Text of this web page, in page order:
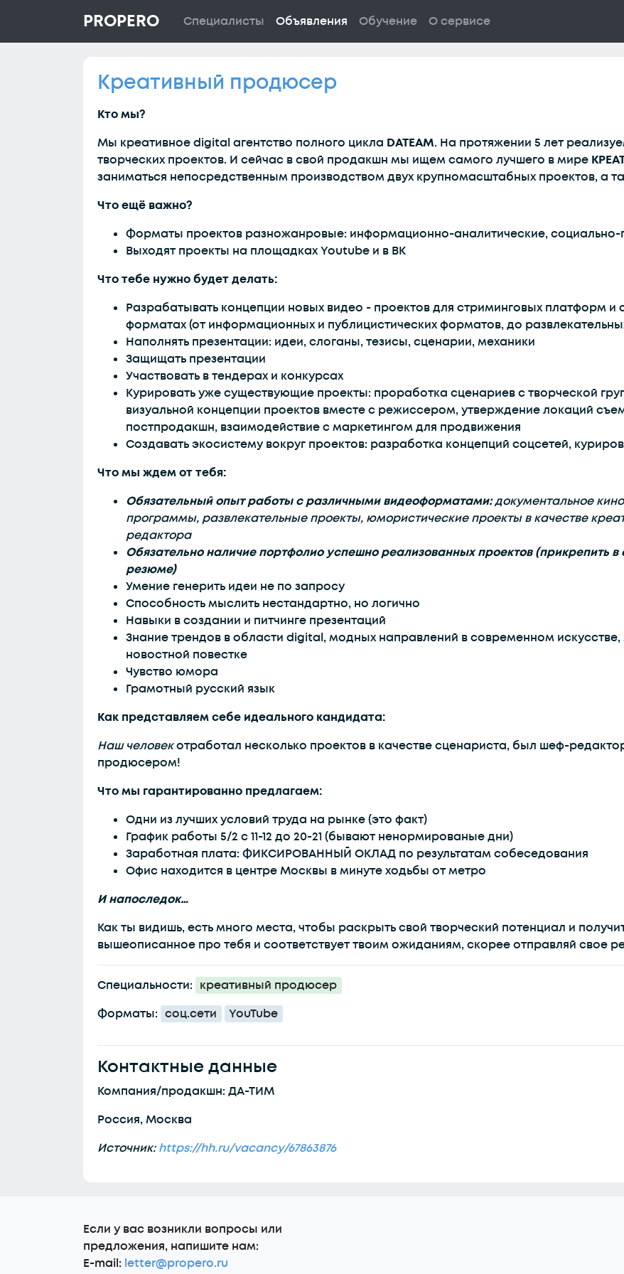
PROPERO Специалисты Объявления Обучение О сервисе
Креативный продюсер
Кто мы?
Мы креативное digital агентство полного цикла DATEAM. На протяжении 5 лет
творческих проектов. И сейчас в свой продакшн мы ищем самого лучшего в мире
заниматься непосредственным производством двух крупномасштабных проектов, а
Что ещё важно?
Форматы проектов разножанровые: информационно-аналитические, социально-
Выходят проекты на площадках Youtube и в ВК
Что тебе нужно будет делать:
Разрабатывать концепции новых видео - проектов для стриминговых платформ и
форматах (от информационных и публицистических форматов, до
Наполнять презентации: идеи, слоганы, тезисы, сценарии, механики
Защищать презентации
Участвовать в тендерах и конкурсах
Курировать уже существующие проекты: проработка сценариев с творческой
визуальной концепции проектов вместе с режиссером, утверждение локаций
постпродакшн, взаимодействие с маркетингом для продвижения
Создавать экосистему вокруг проектов: разработка концепций соцсетей,
Что мы ждем от тебя:
Обязательный опыт работы с различными видеоформатами:документальное
программы, развлекательные проекты, юмористические проекты в качестве
редактора
Обязательно наличие портфолио успешно реализованных проектов (прикрепить
резюме)
Умение генерить идеи не по запросу
Способность мыслить нестандартно, но логично
Навыки в создании и питчинге презентаций
Знание трендов в области digital, модных направлений в современном
новостной повестке
Чувство юмора
Грамотный русский язык
Как представляем себе идеального кандидата:
Наш человекотработал несколько проектов в качестве сценариста, был шеф-
продюсером!
Что мы гарантированно предлагаем:
Одни из лучших условий труда на рынке (это факт)
График работы 5/2 с 11-12 до 20-21 (бывают ненормированые дни)
Заработная плата: ФИКСИРОВАННЫЙ ОКЛАД по результатам собеседования
Офис находится в центре Москвы в минуте ходьбы от метро
И напоследок…
Как ты видишь, есть много места, чтобы раскрыть свой творческий потенциал и
вышеописанное про тебя и соответствует твоим ожиданиям, скорее отправляй свое
Специальности: креативный продюсер
Форматы: соц.сети YouTube
Контактные данные
Компания/продакшн: ДА-ТИМ
Россия, Москва
Источник:https://hh.ru/vacancy/67863876
Еcли у вас возникли вопросы или
предложения, напишите нам:
E-mail: letter@propero.ru